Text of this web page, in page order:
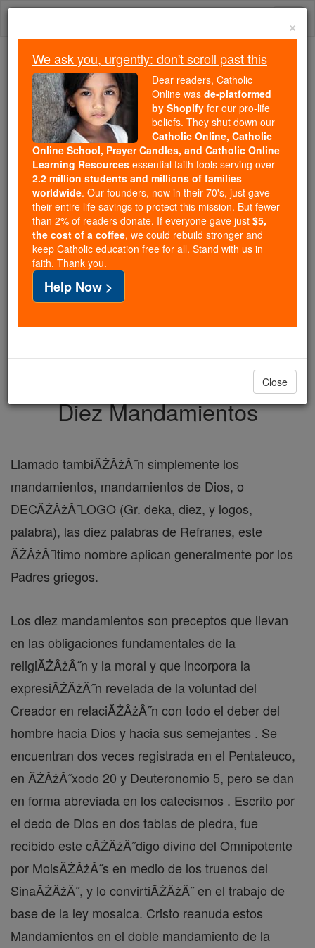
Skip
Because of You, 2.2 Million
Students Are Being Formed in the
Faith
Because of generous supporters like you,
Catholic Online School has already delivered
free, faithful Catholic education to over 2.2
million students across 193 countries. In an age
of noise and algorithms, you are helping form
souls with truth, prayer, Scripture, and Christ.
If everyone who reads this gave just $5 — the
cost of a coffee — we could reach even more
families and keep this life-changing formation
free for all. Be Courageous. Be Catholic. Stand
with us today.
DONATE TODAY >
Diez Mandamientos
Llamado tambiĂŻÂżÂ˝n simplemente los
mandamientos, mandamientos de Dios, o
DECĂŻÂżÂ˝LOGO (Gr. deka, diez, y logos,
palabra), las diez palabras de Refranes, este
ĂŻÂżÂ˝ltimo nombre aplican generalmente por los
Padres griegos.
Los diez mandamientos son preceptos que llevan
en las obligaciones fundamentales de la
religiĂŻÂżÂ˝n y la moral y que incorpora la
expresiĂŻÂżÂ˝n revelada de la voluntad del
Creador en relaciĂŻÂżÂ˝n con todo el deber del
hombre hacia Dios y hacia sus semejantes . Se
encuentran dos veces registrada en el Pentateuco,
en ĂŻÂżÂ˝xodo 20 y Deuteronomio 5, pero se dan
en forma abreviada en los catecismos . Escrito por
el dedo de Dios en dos tablas de piedra, fue
recibido este cĂŻÂżÂ˝digo divino del Omnipotente
por MoisĂŻÂżÂ˝s en medio de los truenos del
SinaĂŻÂżÂ˝, y lo convirtiĂŻÂżÂ˝ en el trabajo de
base de la ley mosaica. Cristo reanuda estos
Mandamientos en el doble mandamiento de la
×
We ask you, urgently: don't scroll past this
Dear readers, Catholic
Online was de-platformed
by Shopify for our pro-life
beliefs. They shut down our
Catholic Online, Catholic
Online School, Prayer Candles, and Catholic Online
Learning Resources essential faith tools serving over
2.2 million students and millions of families
worldwide. Our founders, now in their 70's, just gave
their entire life savings to protect this mission. But fewer
than 2% of readers donate. If everyone gave just $5,
the cost of a coffee, we could rebuild stronger and
keep Catholic education free for all. Stand with us in
faith. Thank you.
Help Now >
Close